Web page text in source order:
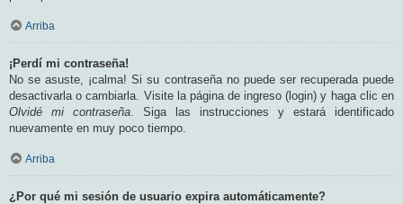
Arriba
¡Perdí mi contraseña!
No se asuste, ¡calma! Si su contraseña no puede ser recuperada puede
desactivarla o cambiarla. Visite la página de ingreso (login) y haga clic en
Olvidé mi contraseña. Siga las instrucciones y estará identificado
nuevamente en muy poco tiempo.
Arriba
¿Por qué mi sesión de usuario expira automáticamente?